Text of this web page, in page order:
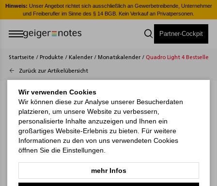
Hinweis: Unser Angebot richtet sich ausschließlich an Gewerbetreibende, Unternehmer
und Freiberufler im Sinne des § 14 BGB. Kein Verkauf an Privatpersonen.
Partner-Cockpit
Startseite / Produkte / Kalender / Monatskalender / Quadro Light 4 Bestseller
Zurück zur Artikelübersicht
Wir verwenden Cookies
Wir können diese zur Analyse unserer Besucherdaten
platzieren, um unsere Website zu verbessern,
personalisierte Inhalte anzuzeigen und Ihnen ein
großartiges Website-Erlebnis zu bieten. Für weitere
Informationen zu den von uns verwendeten Cookies
öffnen Sie die Einstellungen.
mehr Infos